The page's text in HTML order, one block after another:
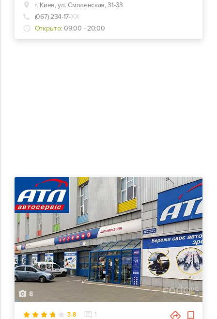
г. Киев, ул. Смоленская, 31-33
(067) 234-17-ХХ
Открыто: 09:00 - 20:00
8
3.8 1